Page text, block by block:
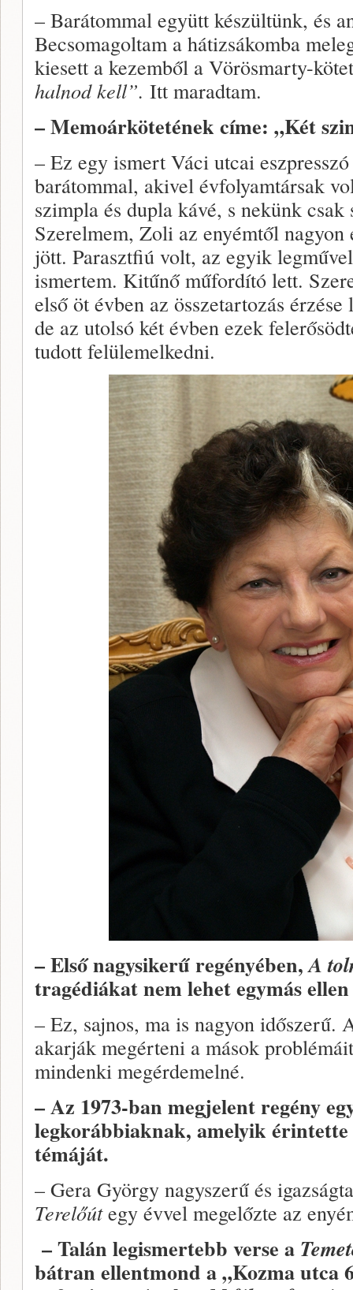
– Barátommal együtt készültünk, és
Becsomagoltam a hátizsákomba
kiesett a kezemből a Vörösmarty-
halnod kell”. Itt maradtam.
– Memoárkötetének címe: „Két
– Ez egy ismert Váci utcai
barátommal, akivel évfolyamtársak
szimpla és dupla kávé, s nekünk
Szerelmem, Zoli az enyémtől
jött. Parasztfiú volt, az egyik
ismertem. Kitűnő műfordító lett.
első öt évben az összetartozás
de az utolsó két évben ezek
tudott felülemelkedni.
– Első nagysikerű regényében,A
tragédiákat nem lehet egymás
– Ez, sajnos, ma is nagyon időszerű.
akarják megérteni a mások
mindenki megérdemelné.
– Az 1973-ban megjelent regény
legkorábbiaknak, amelyik
témáját.
– Gera György nagyszerű és
Terelőútegy évvel megelőzte az
– Talán legismertebb verse a
bátran ellentmond a „Kozma utca